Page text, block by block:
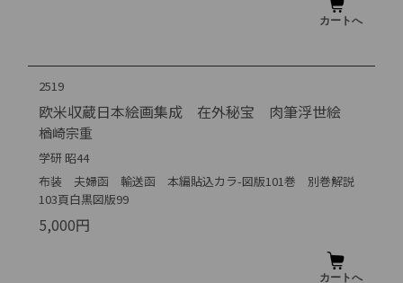
2519
欧米収蔵日本絵画集成 在外秘宝 肉筆浮世絵
楢崎宗重
学研 昭44
布装 夫婦函 輸送函 本編貼込カラ-図版101巻 別巻解説
103頁白黒図版99
5,000円